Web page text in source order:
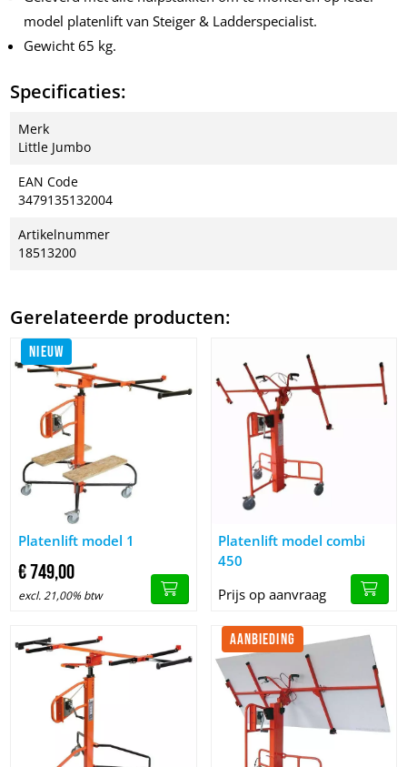
model platenlift van Steiger & Ladderspecialist.
Gewicht 65 kg.
Specificaties:
Merk
Little Jumbo
EAN Code
3479135132004
Artikelnummer
18513200
Gerelateerde producten:
NIEUW
Afbeelding Platenlift model 1
Platenlift model 1
€749,00
excl. 21,00% btw
Afbeelding Platenlift model
Platenlift model combi
450
Prijs op aanvraag
AANBIEDING